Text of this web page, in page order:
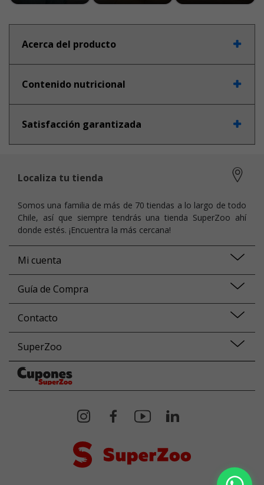
Acerca del producto
Contenido nutricional
Satisfacción garantizada
Localiza tu tienda
Somos una familia de más de 70 tiendas a lo largo de todo
Chile, así que siempre tendrás una tienda SuperZoo ahí
donde estés. ¡Encuentra la más cercana!
Mi cuenta
Guía de Compra
Contacto
SuperZoo